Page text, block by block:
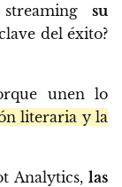
su
del éxito?
unen lo
literaria y la
Analytics, las